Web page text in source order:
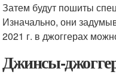
Затем будут пошиты
Изначально, они
2021 г. в джоггерах
Джинсы-